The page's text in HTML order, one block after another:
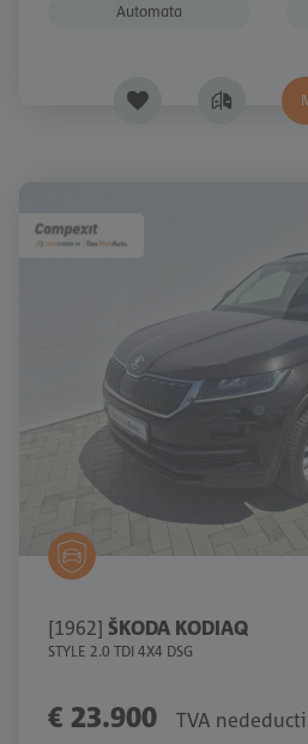
Automata
[1962] ŠKODA KODIAQ
STYLE 2.0 TDI 4X4 DSG
€ 23.900 TVA